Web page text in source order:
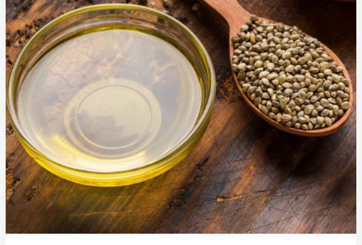
végbéltükrözés
(rektoszkópia)